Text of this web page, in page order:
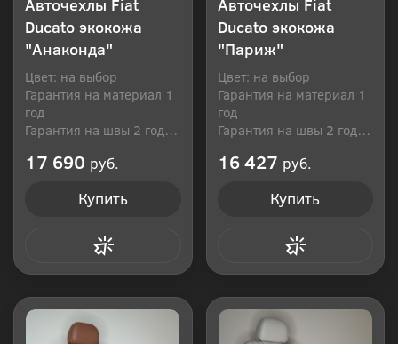
Авточехлы Fiat
Ducato экокожа
"Анаконда"
Цвет: на выбор
Гарантия на материал 1
год
Гарантия на швы 2 года
17 690 руб.
Купить
Авточехлы Fiat
Ducato экокожа
"Париж"
Цвет: на выбор
Гарантия на материал 1
год
Гарантия на швы 2 года
16 427 руб.
Купить